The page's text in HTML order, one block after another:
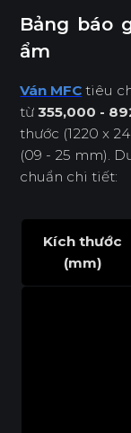
Bảng báo
ẩm
Ván MFC tiêu
từ355,000 -
thước (1220 x
(09 - 25 mm).
chuẩn chi tiết:
Kích thước
(mm)